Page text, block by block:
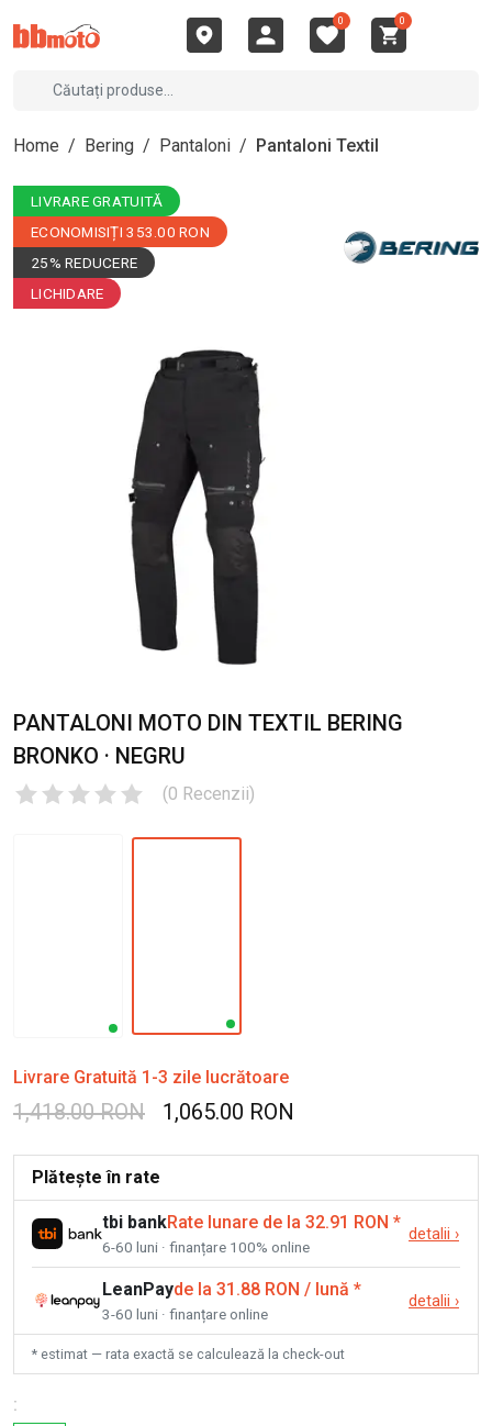
0 0
Home / Bering / Pantaloni / Pantaloni Textil
LIVRARE GRATUITĂ
ECONOMISIȚI 353.00 RON
25% REDUCERE
LICHIDARE
PANTALONI MOTO DIN TEXTIL BERING
BRONKO · NEGRU
(0 Recenzii)
Livrare Gratuită 1-3 zile lucrătoare
1,418.00 RON 1,065.00 RON
Plătește în rate
tbi bankRate lunare de la 32.91 RON *
6-60 luni · finanțare 100% online
detalii ›
LeanPayde la 31.88 RON / lună *
3-60 luni · finanțare online
detalii ›
* estimat — rata exactă se calculează la check-out
: